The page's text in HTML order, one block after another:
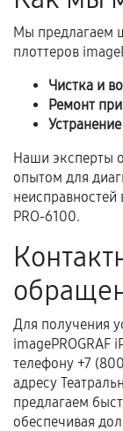
срока.
Если
Гарантия
соблюдены
дефектов.
Мы предлагаем
плоттеров
Чистка и
Ремонт
Наши эксперты
опытом для
неисправностей
PRO-6100.
Для получения
imagePROGRAF
телефону +7
адресу
предлагаем
обеспечивая